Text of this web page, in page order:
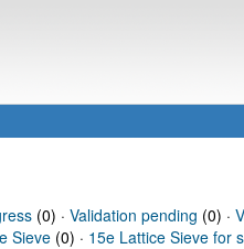
(0) · Validation pending (0) ·
Sieve (0) · 15e Lattice Sieve for